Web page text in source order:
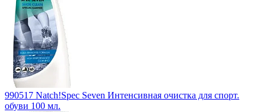
990517 Natch!Spec Seven Интенсивная очистка для спорт.
обуви 100 мл.